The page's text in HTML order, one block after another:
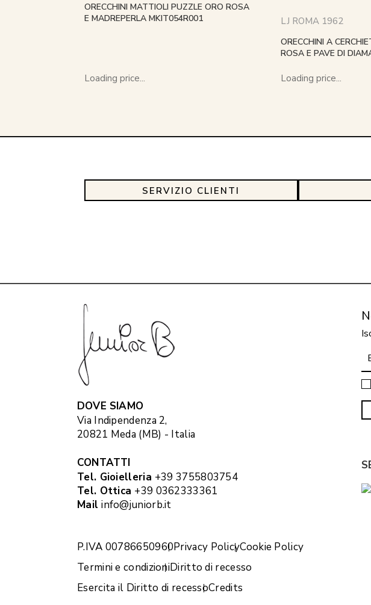
ORECCHINI MATTIOLI PUZZLE ORO ROSA
E MADREPERLA MKIT054R001
Loading price...
LJ ROMA 1962
ORECCHINI A
ROSA E PAVE DI
Loading price...
SERVIZIO CLIENTI
DOVE SIAMO
Via Indipendenza 2,
20821 Meda (MB) - Italia
CONTATTI
Tel. Gioielleria +39 3755803754
Tel. Ottica +39 0362333361
Mail info@juniorb.it
P.IVA 00786650960Privacy PolicyCookie Policy
Termini e condizioniDiritto di recesso
Esercita il Diritto di recessoCredits